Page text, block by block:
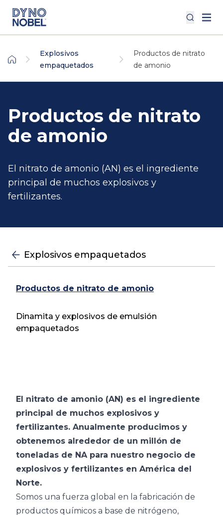
Explosivos
empaquetados
Productos de nitrato
de amonio
Productos de nitrato
de amonio
El nitrato de amonio (AN) es el ingrediente
principal de muchos explosivos y
fertilizantes.
Explosivos empaquetados
Productos de nitrato de amonio
Dinamita y explosivos de emulsión
empaquetados
El nitrato de amonio (AN) es el ingrediente
principal de muchos explosivos y
fertilizantes. Anualmente producimos y
obtenemos alrededor de un millón de
toneladas de NA para nuestro negocio de
explosivos y fertilizantes en América del
Norte.
Somos una fuerza global en la fabricación de
productos químicos a base de nitrógeno,